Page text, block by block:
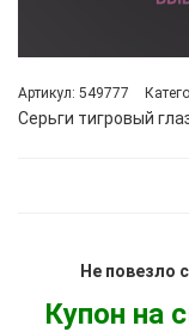
Артикул: 549777
Серьги тигровый
Не повезло
Купон на